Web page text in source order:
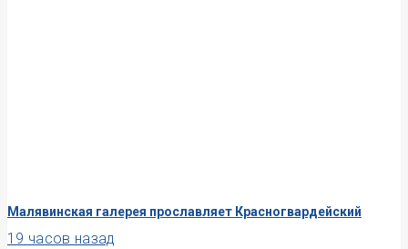
Малявинская галерея прославляет Красногвардейский
19 часов назад